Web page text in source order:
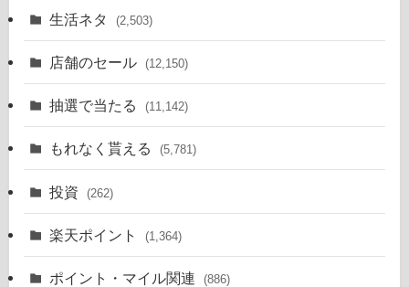
生活ネタ (2,503)
店舗のセール (12,150)
抽選で当たる (11,142)
もれなく貰える (5,781)
投資 (262)
楽天ポイント (1,364)
ポイント・マイル関連 (886)